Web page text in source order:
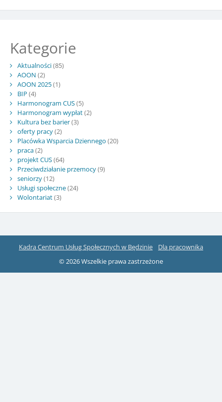
Kategorie
Aktualności(85)
AOON (2)
AOON 2025(1)
BIP (4)
Harmonogram CUS(5)
Harmonogram wypłat(2)
Kultura bez barier(3)
oferty pracy(2)
Placówka Wsparcia Dziennego (20)
praca(2)
projekt CUS(64)
Przeciwdziałanie przemocy(9)
seniorzy(12)
Usługi społeczne(24)
Wolontariat(3)
Kadra Centrum Usług Społecznych w Będzinie
Dla pracownika
© 2026 Wszelkie prawa zastrzeżone